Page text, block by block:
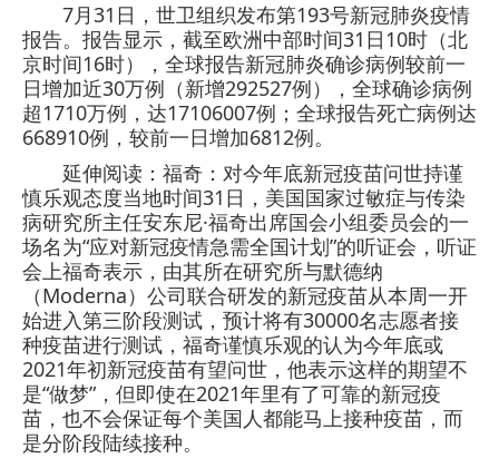
7月31日，世卫组织发布第193号新冠肺炎疫情
报告。报告显示，截至欧洲中部时间31日10时（北
京时间16时），全球报告新冠肺炎确诊病例较前一
日增加近30万例（新增292527例），全球确诊病例
超1710万例，达17106007例；全球报告死亡病例达
668910例，较前一日增加6812例。
延伸阅读：福奇：对今年底新冠疫苗问世持谨
慎乐观态度当地时间31日，美国国家过敏症与传染
病研究所主任安东尼·福奇出席国会小组委员会的一
场名为“应对新冠疫情急需全国计划”的听证会，听证
会上福奇表示，由其所在研究所与默德纳
（Moderna）公司联合研发的新冠疫苗从本周一开
始进入第三阶段测试，预计将有30000名志愿者接
种疫苗进行测试，福奇谨慎乐观的认为今年底或
2021年初新冠疫苗有望问世，他表示这样的期望不
是“做梦”，但即使在2021年里有了可靠的新冠疫
苗，也不会保证每个美国人都能马上接种疫苗，而
是分阶段陆续接种。